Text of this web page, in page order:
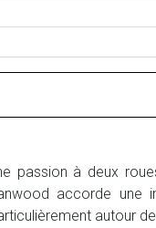
passion à deux
accorde une
autour